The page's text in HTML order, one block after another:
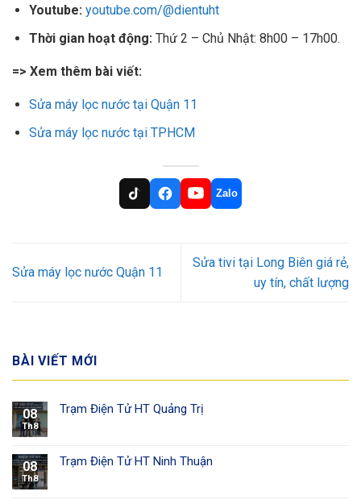
Youtube: youtube.com/@dientuht
Thời gian hoạt động:Thứ 2 – Chủ Nhật: 8h00 – 17h00.
=> Xem thêm bài viết:
Sửa máy lọc nước tại Quận 11
Sửa máy lọc nước tại TPHCM
Zalo
Sửa máy lọc nước Quận 11
Sửa tivi tại Long Biên giá rẻ,
uy tín, chất lượng
BÀI VIẾT MỚI
08
Th8
Trạm Điện Tử HT Quảng Trị
08
Th8
Trạm Điện Tử HT Ninh Thuận